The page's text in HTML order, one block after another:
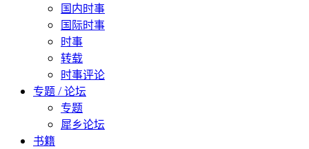
国内时事
国际时事
时事
转载
时事评论
专题 / 论坛
专题
犀乡论坛
书籍